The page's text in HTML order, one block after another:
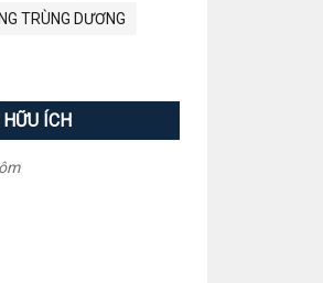
TRÙNG DƯƠNG
ÍCH